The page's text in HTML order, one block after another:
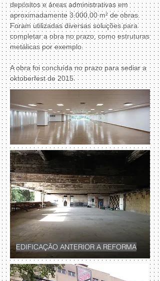
depósitos e áreas administrativas em
aproximadamente 3.000,00 m² de obras.
Foram utilizadas diversas soluções para
completar a obra no prazo, como estruturas
metálicas por exemplo.
A obra foi concluída no prazo para sediar a
oktoberfest de 2015.
EDIFICAÇÃO ANTERIOR A REFORMA